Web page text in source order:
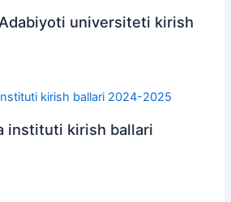
universiteti kirish
instituti kirish ballari